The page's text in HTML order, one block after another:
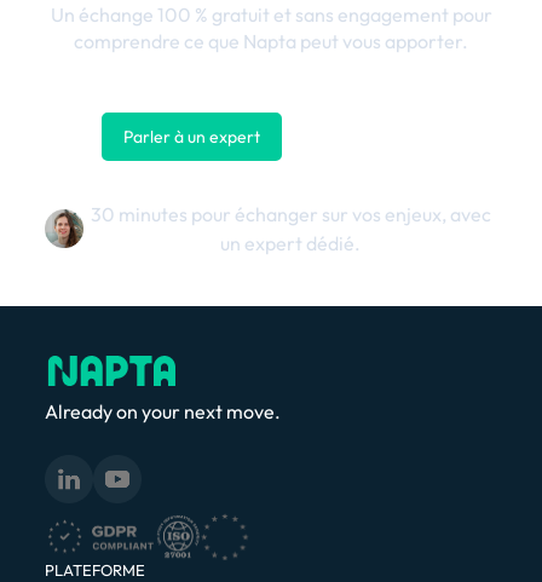
Un échange 100 % gratuit et sans engagement pour
comprendre ce que Napta peut vous apporter.
Parler à un expert
30 minutes pour échanger sur vos enjeux, avec
un expert dédié.
Already on your next move.
PLATEFORME